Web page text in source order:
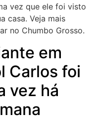
vez que ele foi visto
casa. Veja mais
no Chumbo Grosso.
em
Carlos foi
vez há